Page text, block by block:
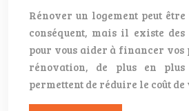
Rénover un logement peut
conséquent, mais il existe
pour vous aider à financer vos
rénovation, de plus en plus
permettent de réduire le coût